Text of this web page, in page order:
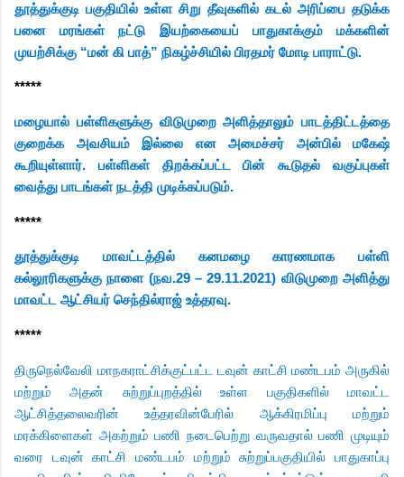
தூத்துக்குடி பகுதியில் உள்ள சிறு தீவுகளில் கடல் அரிப்பை தடுக்க
பனை மரங்கள் நட்டு இயற்கையைப் பாதுகாக்கும் மக்களின்
முயற்சிக்கு “மன் கி பாத்” நிகழ்ச்சியில் பிரதமர் மோடி பாராட்டு.
*****
மழையால் பள்ளிகளுக்கு விடுமுறை அளித்தாலும் பாடத்திட்டத்தை
குறைக்க அவசியம் இல்லை என அமைச்சர் அன்பில் மகேஷ்
கூறியுள்ளார். பள்ளிகள் திறக்கப்பட்ட பின் கூடுதல் வகுப்புகள்
வைத்து பாடங்கள் நடத்தி முடிக்கப்படும்.
*****
தூத்துக்குடி மாவட்டத்தில் கனமழை காரணமாக பள்ளி
கல்லூரிகளுக்கு நாளை (நவ.29 – 29.11.2021) விடுமுறை அளித்து
மாவட்ட ஆட்சியர் செந்தில்ராஜ் உத்தரவு.
*****
திருநெல்வேலி மாநகராட்சிக்குட்பட்ட டவுன் காட்சி மண்டபம் அருகில்
மற்றும் அதன் சுற்றுப்புறத்தில் உள்ள பகுதிகளில் மாவட்ட
ஆட்சித்தலைவரின் உத்தரவின்பேரில் ஆக்கிரமிப்பு மற்றும்
மரக்கிளைகள் அகற்றும் பணி நடைபெற்று வருவதால் பணி முடியும்
வரை டவுன் காட்சி மண்டபம் மற்றும் சுற்றுப்பகுதியில் பாதுகாப்பு